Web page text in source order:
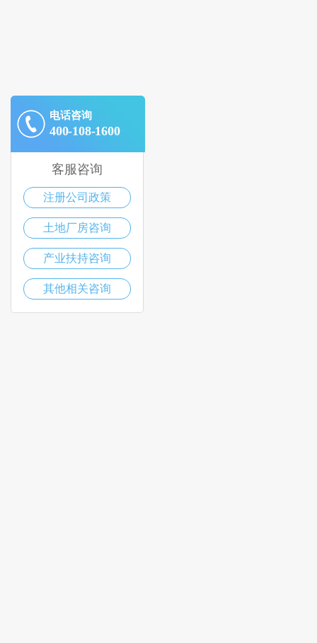
电话咨询
400-108-1600
客服咨询
注册公司政策
土地厂房咨询
产业扶持咨询
其他相关咨询